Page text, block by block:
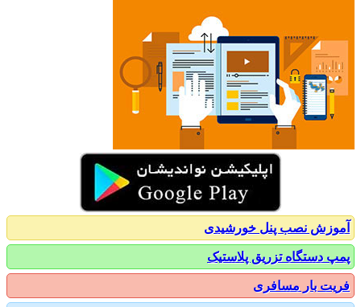
نصب پنل خورشیدی
دستگاه تزریق پلاستیک
بار مسافری